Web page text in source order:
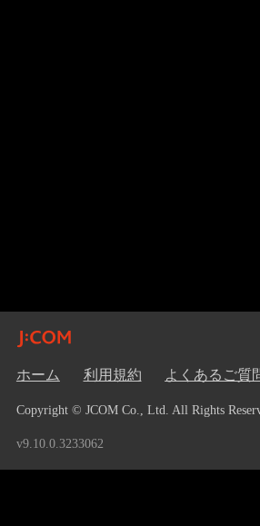
ホーム 利用規約 よくあるご質
Copyright © JCOM Co., Ltd. All Rights
v9.10.0.3233062